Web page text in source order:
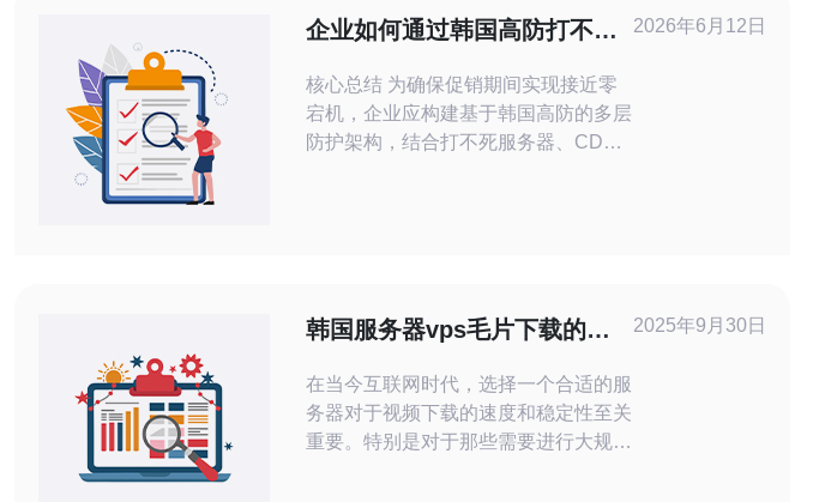
企业如何通过韩国高防打不死
核心总结 为确保促销期间实现接近零
宕机，企业应构建基于韩国高防的多层
防护架构，结合打不死服务器、CDN
帮助企业在流量洪峰中保持稳定在线。
促销期间的主要风险 促
2026年6月12日
韩国服务器vps毛片下载的选
在当今互联网时代，选择一个合适的服
务器对于视频下载的速度和稳定性至关
重要。特别是对于那些需要进行大规模
2025年9月30日